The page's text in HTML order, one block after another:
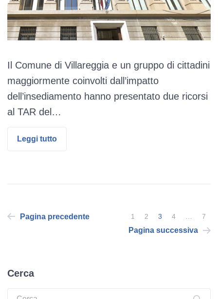
Il Comune di Villareggia e un gruppo di cittadini
maggiormente coinvolti dall’impatto
dell’insediamento hanno presentato due ricorsi
al TAR del…
Leggi tutto
Paginazione
Pagina precedente 1 2 3 4 7
Pagina successiva
Cerca
Ricerca: